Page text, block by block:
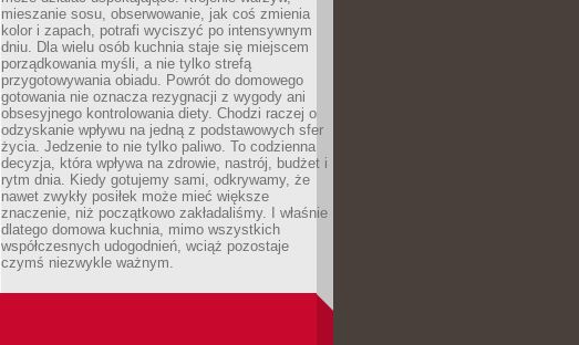
mieszanie sosu, obserwowanie, jak coś zmienia
kolor i zapach, potrafi wyciszyć po intensywnym
dniu. Dla wielu osób kuchnia staje się miejscem
porządkowania myśli, a nie tylko strefą
przygotowywania obiadu. Powrót do domowego
gotowania nie oznacza rezygnacji z wygody ani
obsesyjnego kontrolowania diety. Chodzi raczej o
odzyskanie wpływu na jedną z podstawowych sfer
życia. Jedzenie to nie tylko paliwo. To codzienna
decyzja, która wpływa na zdrowie, nastrój, budżet i
rytm dnia. Kiedy gotujemy sami, odkrywamy, że
nawet zwykły posiłek może mieć większe
znaczenie, niż początkowo zakładaliśmy. I właśnie
dlatego domowa kuchnia, mimo wszystkich
współczesnych udogodnień, wciąż pozostaje
czymś niezwykle ważnym.